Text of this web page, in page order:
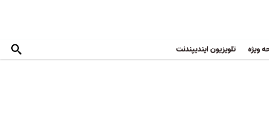
ویژه تلویزیون ایندیپندنت